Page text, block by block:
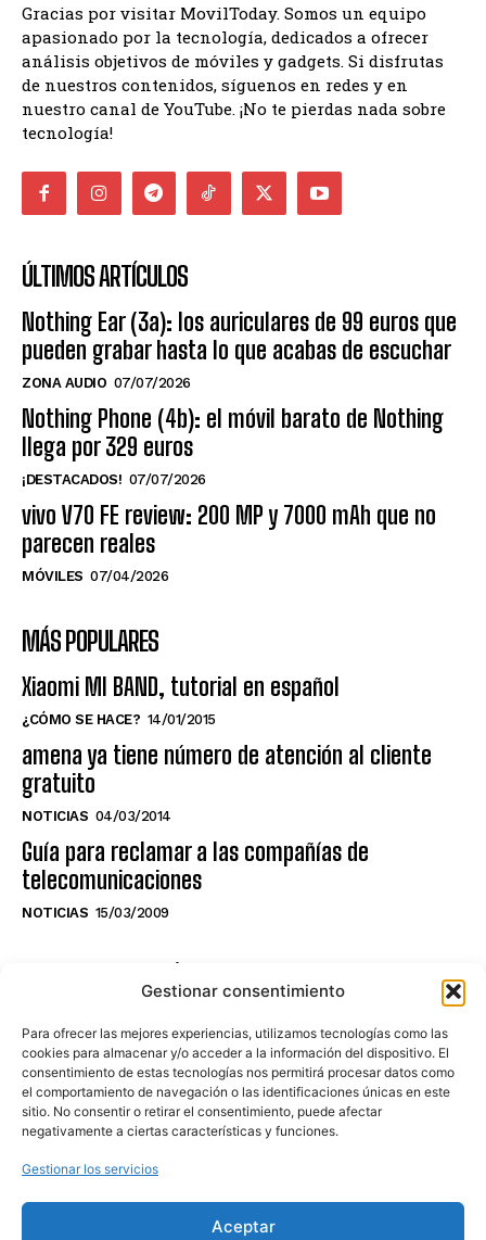
Gestionar consentimiento
Para ofrecer las mejores experiencias, utilizamos tecnologías como las
cookies para almacenar y/o acceder a la información del dispositivo. El
consentimiento de estas tecnologías nos permitirá procesar datos como
el comportamiento de navegación o las identificaciones únicas en este
sitio. No consentir o retirar el consentimiento, puede afectar
negativamente a ciertas características y funciones.
Gestionar los servicios
Aceptar
Gracias por visitar MovilToday. Somos un equipo
apasionado por la tecnología, dedicados a ofrecer
análisis objetivos de móviles y gadgets. Si disfrutas
de nuestros contenidos, síguenos en redes y en
nuestro canal de YouTube. ¡No te pierdas nada sobre
tecnología!
ÚLTIMOS ARTÍCULOS
Nothing Ear (3a): los auriculares de 99 euros que
pueden grabar hasta lo que acabas de escuchar
ZONA AUDIO 07/07/2026
Nothing Phone (4b): el móvil barato de Nothing
llega por 329 euros
¡DESTACADOS! 07/07/2026
vivo V70 FE review: 200 MP y 7000 mAh que no
parecen reales
MÓVILES 07/04/2026
MÁS POPULARES
Xiaomi MI BAND, tutorial en español
¿CÓMO SE HACE? 14/01/2015
amena ya tiene número de atención al cliente
gratuito
NOTICIAS 04/03/2014
Guía para reclamar a las compañías de
telecomunicaciones
NOTICIAS 15/03/2009
NO TE PIERDAS LO ÚLTIMO DEL CANAL
Haz clic en «Estoy de acuerdo» para
activar Youtube
POLÍTICA DE COOKIES